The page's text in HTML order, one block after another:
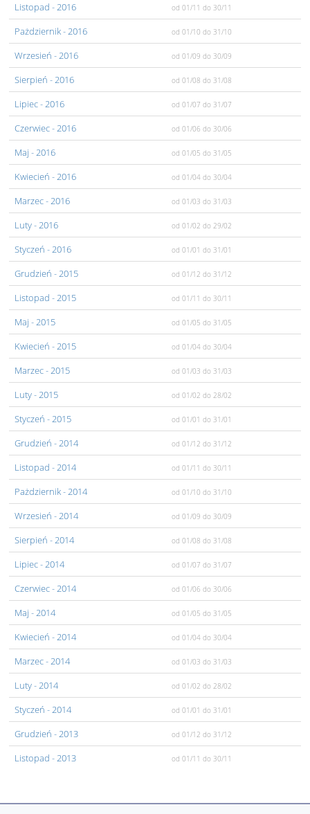
Listopad - 2016 od 01/11 do 30/11
Pażdziernik- 2016 od 01/10 do 31/10
Wrzesień - 2016 od 01/09 do 30/09
Sierpień - 2016 od 01/08 do 31/08
Lipiec- 2016 od 01/07 do 31/07
Czerwiec- 2016 od 01/06 do 30/06
Maj - 2016 od 01/05 do 31/05
Kwiecień - 2016 od 01/04 do 30/04
Marzec- 2016 od 01/03 do 31/03
Luty- 2016 od 01/02 do 29/02
Styczeń - 2016 od 01/01 do 31/01
Grudzień - 2015 od 01/12 do 31/12
Listopad - 2015 od 01/11 do 30/11
Maj - 2015 od 01/05 do 31/05
Kwiecień - 2015 od 01/04 do 30/04
Marzec- 2015 od 01/03 do 31/03
Luty- 2015 od 01/02 do 28/02
Styczeń - 2015 od 01/01 do 31/01
Grudzień - 2014 od 01/12 do 31/12
Listopad - 2014 od 01/11 do 30/11
Pażdziernik- 2014 od 01/10 do 31/10
Wrzesień - 2014 od 01/09 do 30/09
Sierpień - 2014 od 01/08 do 31/08
Lipiec- 2014 od 01/07 do 31/07
Czerwiec- 2014 od 01/06 do 30/06
Maj - 2014 od 01/05 do 31/05
Kwiecień - 2014 od 01/04 do 30/04
Marzec- 2014 od 01/03 do 31/03
Luty- 2014 od 01/02 do 28/02
Styczeń - 2014 od 01/01 do 31/01
Grudzień - 2013 od 01/12 do 31/12
Listopad - 2013 od 01/11 do 30/11